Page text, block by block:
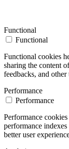
Functional
Functional
Functional cookies
sharing the content
feedbacks, and
Performance
Performance
Performance
performance
better user